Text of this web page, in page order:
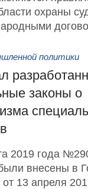
охраны
политики
законы о
2019 года
внесены в
13 апреля